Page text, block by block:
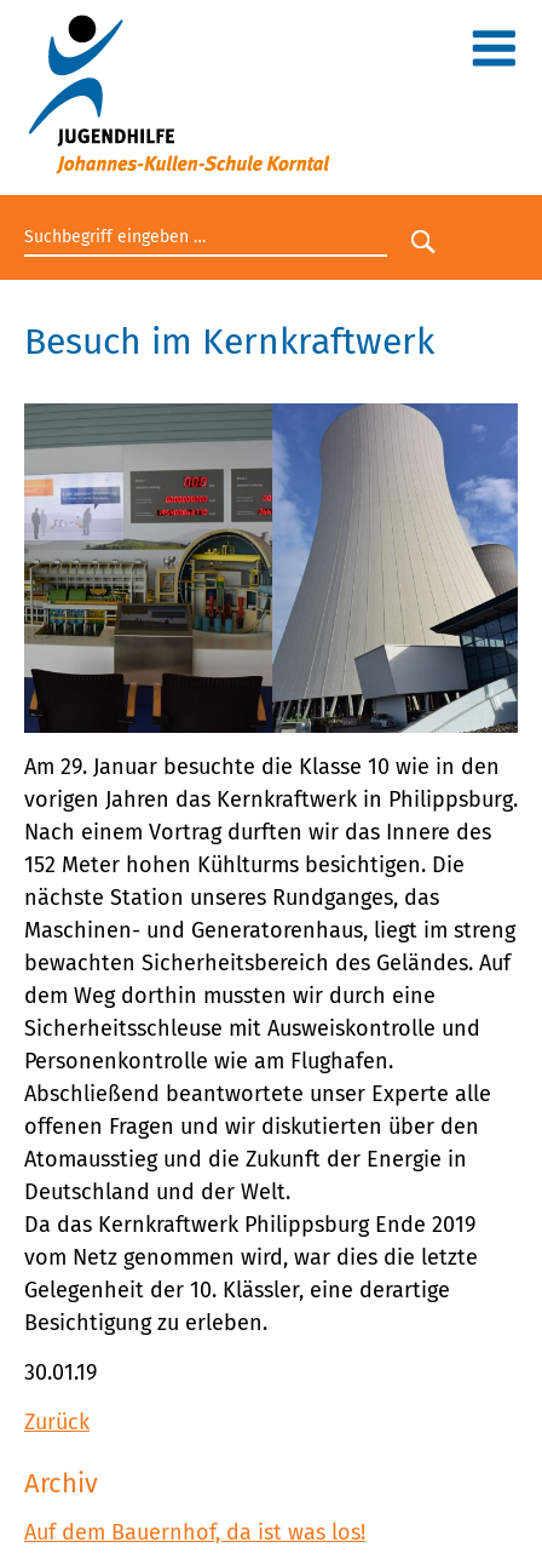
Suchbegriff eingeben
Suche
Besuch im Kernkraftwerk
Am 29. Januar besuchte die Klasse 10 wie in den
vorigen Jahren das Kernkraftwerk in Philippsburg.
Nach einem Vortrag durften wir das Innere des
152 Meter hohen Kühlturms besichtigen. Die
nächste Station unseres Rundganges, das
Maschinen- und Generatorenhaus, liegt im streng
bewachten Sicherheitsbereich des Geländes. Auf
dem Weg dorthin mussten wir durch eine
Sicherheitsschleuse mit Ausweiskontrolle und
Personenkontrolle wie am Flughafen.
Abschließend beantwortete unser Experte alle
offenen Fragen und wir diskutierten über den
Atomausstieg und die Zukunft der Energie in
Deutschland und der Welt.
Da das Kernkraftwerk Philippsburg Ende 2019
vom Netz genommen wird, war dies die letzte
Gelegenheit der 10. Klässler, eine derartige
Besichtigung zu erleben.
30.01.19
Zurück
Archiv
Auf dem Bauernhof, da ist was los!